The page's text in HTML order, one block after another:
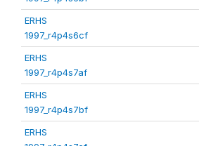
ERHS
1997_r4p4s6cf
ERHS
1997_r4p4s7af
ERHS
1997_r4p4s7bf
ERHS